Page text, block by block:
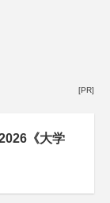
[PR]
《大学